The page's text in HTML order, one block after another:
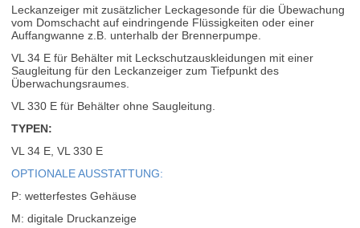
Leckanzeiger mit zusätzlicher Leckagesonde für die Übewachung
vom Domschacht auf eindringende Flüssigkeiten oder einer
Auffangwanne z.B. unterhalb der Brennerpumpe.
VL 34 E für Behälter mit Leckschutzauskleidungen mit einer
Saugleitung für den Leckanzeiger zum Tiefpunkt des
Überwachungsraumes.
VL 330 E für Behälter ohne Saugleitung.
TYPEN:
VL 34 E, VL 330 E
OPTIONALE AUSSTATTUNG:
P: wetterfestes Gehäuse
M: digitale Druckanzeige